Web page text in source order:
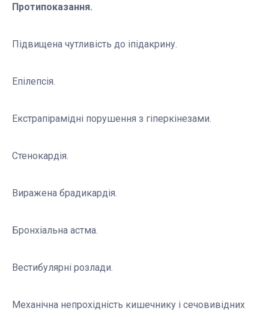
Протипоказання.
Підвищена чутливість до іпідакрину.
Епілепсія.
Екстрапірамідні порушення з гіперкінезами.
Стенокардія.
Виражена брадикардія.
Бронхіальна астма.
Вестибулярні розлади.
Механічна непрохідність кишечнику і сечовивідних